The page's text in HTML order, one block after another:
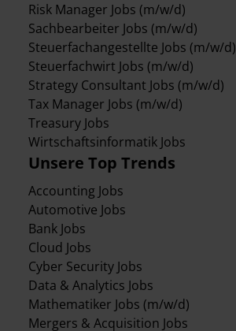
Unsere Top Trends
Accounting Jobs
Automotive Jobs
Bank Jobs
Cloud Jobs
Cyber Security Jobs
Data & Analytics Jobs
Mathematiker Jobs (m/w/d)
Mergers & Acquisition Jobs
Risk Manager Jobs (m/w/d)
Sachbearbeiter Jobs (m/w/d)
Steuerfachangestellte Jobs (m/w/d)
Steuerfachwirt Jobs (m/w/d)
Strategy Consultant Jobs (m/w/d)
Tax Manager Jobs (m/w/d)
Treasury Jobs
Wirtschaftsinformatik Jobs